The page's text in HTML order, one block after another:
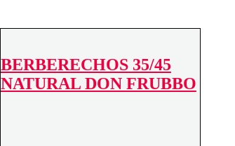
BERBERECHOS 35/45
NATURAL DON FRUBBO